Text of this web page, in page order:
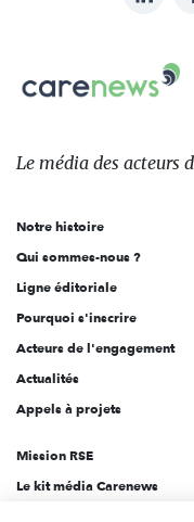
sur:
Carenews,
Le
des
l'engagement
Le média des acteurs
Notre histoire
Qui sommes-nous ?
Ligne éditoriale
Pourquoi s'inscrire
Acteurs de l'engagement
Actualités
Appels à projets
Mission RSE
Le kit média Carenews